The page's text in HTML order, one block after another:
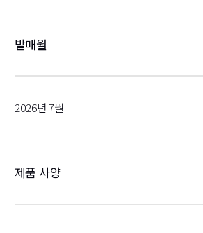
발매월
2026년 7월
제품 사양